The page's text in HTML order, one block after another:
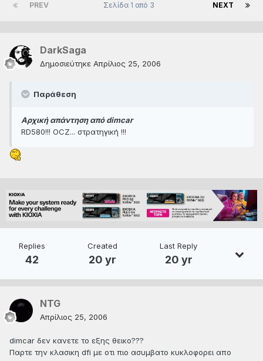
PREV NEXT
Σελίδα 1 από 3
DarkSaga
Δημοσιεύτηκε Απρίλιος 25, 2006
Παράθεση
Αρχική απάντηση από dimcar
RD580!!! OCZ... στρατηγική !!!
Replies
42
Created
20 yr
Last Reply
20 yr
ΝTG
Απρίλιος 25, 2006
dimcar δεν κανετε το εξης θεικο???
Παρτε την κλασικη dfi με οτι πιο ασυμβατο κυκλοφορει απο